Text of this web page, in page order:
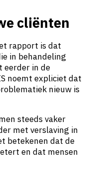
cliënten
rapport is dat
in behandeling
eerder in de
noemt expliciet dat
nieuw is
steeds vaker
met verslaving in
betekenen dat de
en dat mensen